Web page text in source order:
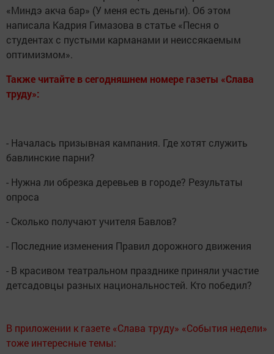
«Миндэ акча бар» (У меня есть деньги). Об этом
написала Кадрия Гимазова в статье «Песня о
студентах с пустыми карманами и неиссякаемым
оптимизмом».
Также читайте в сегодняшнем номере газеты «Слава
труду»:
- Началась призывная кампания. Где хотят служить
бавлинские парни?
- Нужна ли обрезка деревьев в городе? Результаты
опроса
- Сколько получают учителя Бавлов?
- Последние изменения Правил дорожного движения
- В красивом театральном празднике приняли участие
детсадовцы разных национальностей. Кто победил?
В приложении к газете «Слава труду» «События недели»
тоже интересные темы: